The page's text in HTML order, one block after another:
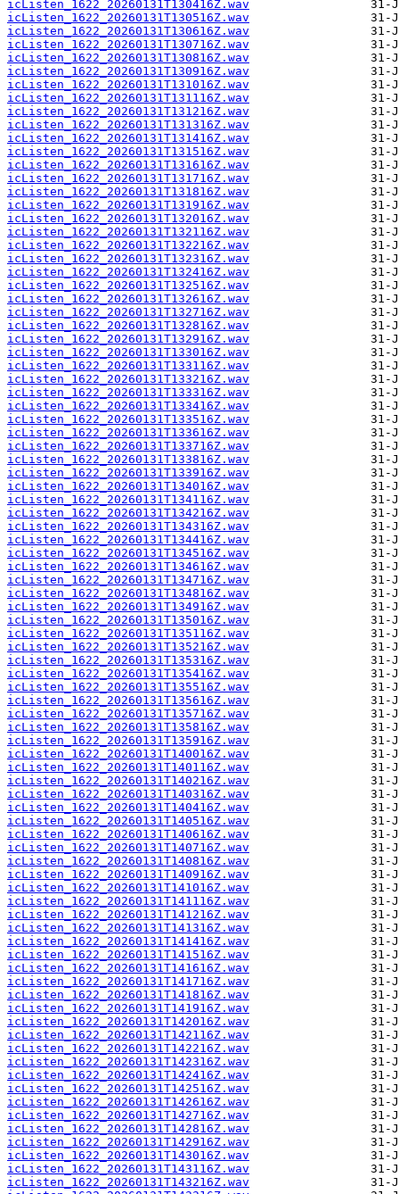
icListen_1622_20260131T130416Z.wav
icListen_1622_20260131T130516Z.wav
icListen_1622_20260131T130616Z.wav
icListen_1622_20260131T130716Z.wav
icListen_1622_20260131T130816Z.wav
icListen_1622_20260131T130916Z.wav
icListen_1622_20260131T131016Z.wav
icListen_1622_20260131T131116Z.wav
icListen_1622_20260131T131216Z.wav
icListen_1622_20260131T131316Z.wav
icListen_1622_20260131T131416Z.wav
icListen_1622_20260131T131516Z.wav
icListen_1622_20260131T131616Z.wav
icListen_1622_20260131T131716Z.wav
icListen_1622_20260131T131816Z.wav
icListen_1622_20260131T131916Z.wav
icListen_1622_20260131T132016Z.wav
icListen_1622_20260131T132116Z.wav
icListen_1622_20260131T132216Z.wav
icListen_1622_20260131T132316Z.wav
icListen_1622_20260131T132416Z.wav
icListen_1622_20260131T132516Z.wav
icListen_1622_20260131T132616Z.wav
icListen_1622_20260131T132716Z.wav
icListen_1622_20260131T132816Z.wav
icListen_1622_20260131T132916Z.wav
icListen_1622_20260131T133016Z.wav
icListen_1622_20260131T133116Z.wav
icListen_1622_20260131T133216Z.wav
icListen_1622_20260131T133316Z.wav
icListen_1622_20260131T133416Z.wav
icListen_1622_20260131T133516Z.wav
icListen_1622_20260131T133616Z.wav
icListen_1622_20260131T133716Z.wav
icListen_1622_20260131T133816Z.wav
icListen_1622_20260131T133916Z.wav
icListen_1622_20260131T134016Z.wav
icListen_1622_20260131T134116Z.wav
icListen_1622_20260131T134216Z.wav
icListen_1622_20260131T134316Z.wav
icListen_1622_20260131T134416Z.wav
icListen_1622_20260131T134516Z.wav
icListen_1622_20260131T134616Z.wav
icListen_1622_20260131T134716Z.wav
icListen_1622_20260131T134816Z.wav
icListen_1622_20260131T134916Z.wav
icListen_1622_20260131T135016Z.wav
icListen_1622_20260131T135116Z.wav
icListen_1622_20260131T135216Z.wav
icListen_1622_20260131T135316Z.wav
icListen_1622_20260131T135416Z.wav
icListen_1622_20260131T135516Z.wav
icListen_1622_20260131T135616Z.wav
icListen_1622_20260131T135716Z.wav
icListen_1622_20260131T135816Z.wav
icListen_1622_20260131T135916Z.wav
icListen_1622_20260131T140016Z.wav
icListen_1622_20260131T140116Z.wav
icListen_1622_20260131T140216Z.wav
icListen_1622_20260131T140316Z.wav
icListen_1622_20260131T140416Z.wav
icListen_1622_20260131T140516Z.wav
icListen_1622_20260131T140616Z.wav
icListen_1622_20260131T140716Z.wav
icListen_1622_20260131T140816Z.wav
icListen_1622_20260131T140916Z.wav
icListen_1622_20260131T141016Z.wav
icListen_1622_20260131T141116Z.wav
icListen_1622_20260131T141216Z.wav
icListen_1622_20260131T141316Z.wav
icListen_1622_20260131T141416Z.wav
icListen_1622_20260131T141516Z.wav
icListen_1622_20260131T141616Z.wav
icListen_1622_20260131T141716Z.wav
icListen_1622_20260131T141816Z.wav
icListen_1622_20260131T141916Z.wav
icListen_1622_20260131T142016Z.wav
icListen_1622_20260131T142116Z.wav
icListen_1622_20260131T142216Z.wav
icListen_1622_20260131T142316Z.wav
icListen_1622_20260131T142416Z.wav
icListen_1622_20260131T142516Z.wav
icListen_1622_20260131T142616Z.wav
icListen_1622_20260131T142716Z.wav
icListen_1622_20260131T142816Z.wav
icListen_1622_20260131T142916Z.wav
icListen_1622_20260131T143016Z.wav
icListen_1622_20260131T143116Z.wav
icListen_1622_20260131T143216Z.wav